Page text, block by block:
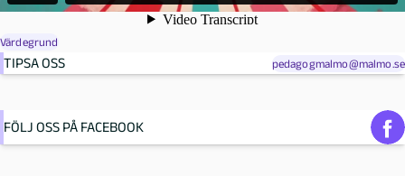
Värdegrund
TIPSA OSS pedagogmalmo@malmo.se
FÖLJ OSS PÅ FACEBOOK